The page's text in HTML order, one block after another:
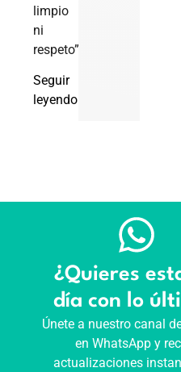
limpio
ni
respeto”.
Seguir
leyendo
¿Quieres
día con lo
Únete a nuestro canal
en WhatsApp y
actualizaciones